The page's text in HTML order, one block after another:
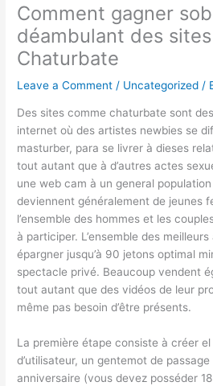
Comment gagner
déambulant des
Chaturbate
Leave a Comment / Uncategorized /
Des sites comme chaturbate sont
internet où des artistes newbies se
masturber, para se livrer à dieses
tout autant que à d’autres actes
une web cam à un general
deviennent généralement de jeunes
l’ensemble des hommes et les
à participer. L’ensemble des
épargner jusqu’à 90 jetons optimal
spectacle privé. Beaucoup vendent
tout autant que des vidéos de leur
même pas besoin d’être présents.
La première étape consiste à créer
d’utilisateur, un gentemot de
anniversaire (vous devez posséder